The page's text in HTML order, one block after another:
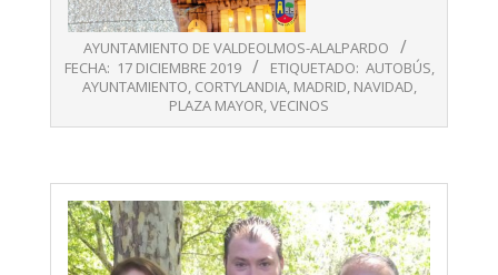
AYUNTAMIENTO DE VALDEOLMOS-ALALPARDO
FECHA: 17 DICIEMBRE 2019 ETIQUETADO: AUTOBÚS,
AYUNTAMIENTO, CORTYLANDIA, MADRID, NAVIDAD,
PLAZA MAYOR,VECINOS